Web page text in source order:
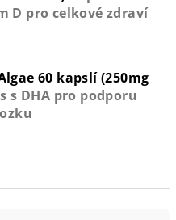
D pro celkové zdraví
60 kapslí (250mg
s DHA pro podporu